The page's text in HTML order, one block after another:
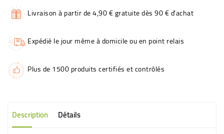
Livraison à partir de 4,90 € gratuite dès 90 € d'achat
Expédié le jour même à domicile ou en point relais
Plus de 1500 produits certifiés et contrôlés
Description Détails